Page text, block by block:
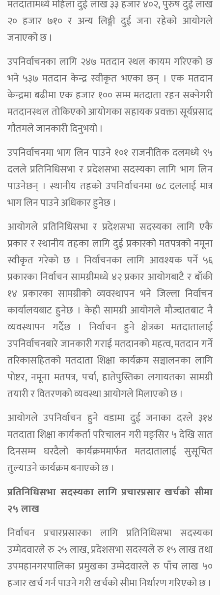
मतदातामध्ये महिला दुई लाख ३३ हजार ४०२, पुरुष दुई लाख
२० हजार ७१० र अन्य लिङ्गी दुई जना रहेको आयोगले
जनाएको छ ।
उपनिर्वाचनका लागि २४७ मतदान स्थल कायम गरिएको छ
भने ५३७ मतदान केन्द्र स्वीकृत भएका छन् । एक मतदान
केन्द्रमा बढीमा एक हजार १०० सम्म मतदाता रहन सक्नेगरी
मतदानस्थल तोकिएको आयोगका सहायक प्रवक्ता सूर्यप्रसाद
गौतमले जानकारी दिनुभयो ।
उपनिर्वाचनमा भाग लिन पाउने १०१ राजनीतिक दलमध्ये ९५
दलले प्रतिनिधिसभा र प्रदेशसभा सदस्यका लागि भाग लिन
पाउनेछन् । स्थानीय तहको उपनिर्वाचनमा ७८ दललाई मात्र
भाग लिन पाउने अधिकार हुनेछ ।
आयोगले प्रतिनिधिसभा र प्रदेशसभा सदस्यका लागि एकै
प्रकार र स्थानीय तहका लागि दुई प्रकारको मतपत्रको नमूना
स्वीकृत गरेको छ । निर्वाचनका लागि आवश्यक पर्ने ५६
प्रकारका निर्वाचन सामग्रीमध्ये ४२ प्रकार आयोगबाटै र बाँकी
१४ प्रकारका सामग्रीको व्यवस्थापन भने जिल्ला निर्वाचन
कार्यालयबाट हुनेछ । केही सामग्री आयोगले मौज्दातबाट नै
व्यवस्थापन गर्दैछ । निर्वाचन हुने क्षेत्रका मतदातालाई
उपनिर्वाचनबारे जानकारी गराई मतदानको महत्व, मतदान गर्ने
तरिकासहितको मतदाता शिक्षा कार्यक्रम सञ्चालनका लागि
पोष्टर, नमूना मतपत्र, पर्चा, हातेपुस्तिका लगायतका सामग्री
तयारी र वितरणको व्यवस्था आयोगले मिलाएको छ ।
आयोगले उपनिर्वाचन हुने वडामा दुई जनाका दरले ३१४
मतदाता शिक्षा कार्यकर्ता परिचालन गरी मङ्सिर ५ देखि सात
दिनसम्म घरदैलो कार्यक्रममार्फत मतदातालाई सुसूचित
तुल्याउने कार्यक्रम बनाएको छ ।
प्रतिनिधिसभा सदस्यका लागि प्रचारप्रसार खर्चको सीमा
२५ लाख
निर्वाचन प्रचारप्रसारका लागि प्रतिनिधिसभा सदस्यका
उम्मेदवारले रु २५ लाख, प्रदेशसभा सदस्यले रु १५ लाख तथा
उपमहानगरपालिका प्रमुखका उम्मेदवारले रु पाँच लाख ५०
हजार खर्च गर्न पाउने गरी खर्चको सीमा निर्धारण गरिएको छ ।